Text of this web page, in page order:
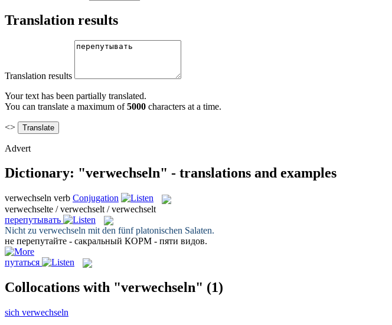
Translation results
Translation results
Your text has been partially translated.
You can translate a maximum of5000 characters at a time.
<>
Advert
Dictionary: "verwechseln" - translations and examples
verwechseln verb Conjugation
verwechselte / verwechselt / verwechselt
перепутывать
Nicht zu verwechseln mit den fünf platonischen Salaten.
не перепутайте - сакральный КОРМ - пяти видов.
путаться
Collocations with "verwechseln" (1)
sich verwechseln